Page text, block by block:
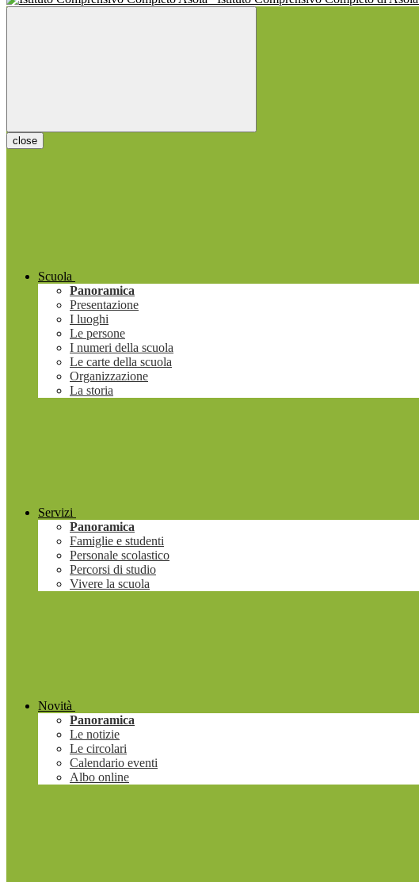
close
Scuola
Panoramica
Presentazione
I luoghi
Le persone
I numeri della scuola
Le carte della scuola
Organizzazione
La storia
Servizi
Panoramica
Famiglie e studenti
Personale scolastico
Percorsi di studio
Vivere la scuola
Novità
Panoramica
Le notizie
Le circolari
Calendario eventi
Albo online